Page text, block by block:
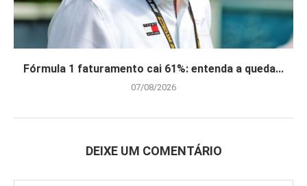
Fórmula 1 faturamento cai 61%: entenda a queda...
07/08/2026
DEIXE UM COMENTÁRIO